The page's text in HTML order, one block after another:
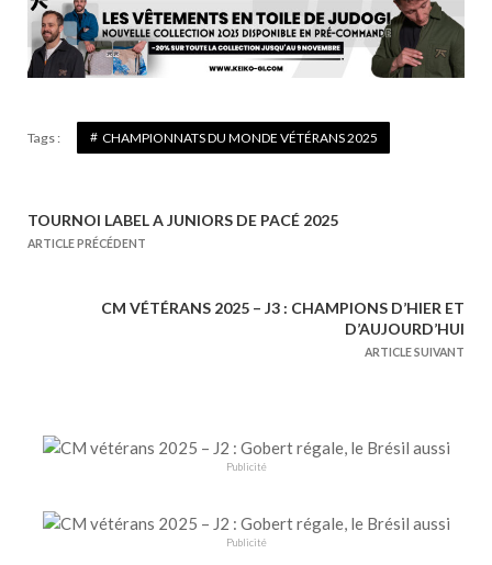
Tags : CHAMPIONNATS DU MONDE VÉTÉRANS 2025
N
TOURNOI LABEL A JUNIORS DE PACÉ 2025
ARTICLE PRÉCÉDENT
CM VÉTÉRANS 2025 – J3 : CHAMPIONS D’HIER ET
D’AUJOURD’HUI
ARTICLE SUIVANT
Publicité
Publicité